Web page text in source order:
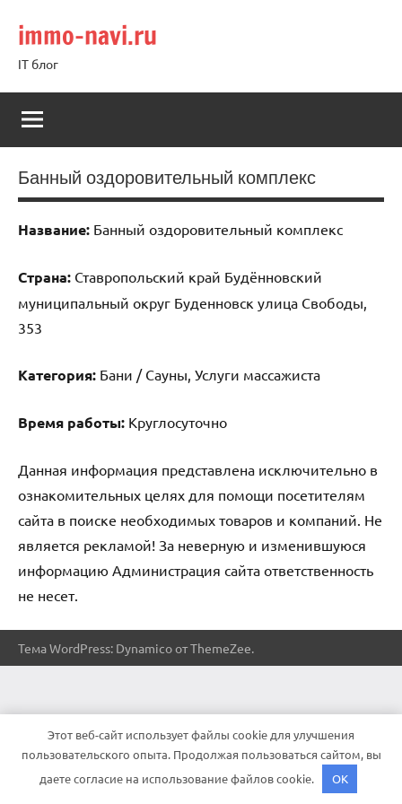
содержимому
immo-navi.ru
IT блог
Банный оздоровительный комплекс
Название: Банный оздоровительный комплекс
Страна: Ставропольский край Будённовский
муниципальный округ Буденновск улица Свободы,
353
Категория: Бани / Сауны, Услуги массажиста
Время работы: Круглосуточно
Данная информация представлена исключительно в
ознакомительных целях для помощи посетителям
сайта в поиске необходимых товаров и компаний. Не
является рекламой! За неверную и изменившуюся
информацию Администрация сайта ответственность
не несет.
Тема WordPress: Dynamico от ThemeZee.
Этот веб-сайт использует файлы cookie для улучшения
пользовательского опыта. Продолжая пользоваться сайтом, вы
даете согласие на использование файлов cookie.
OK